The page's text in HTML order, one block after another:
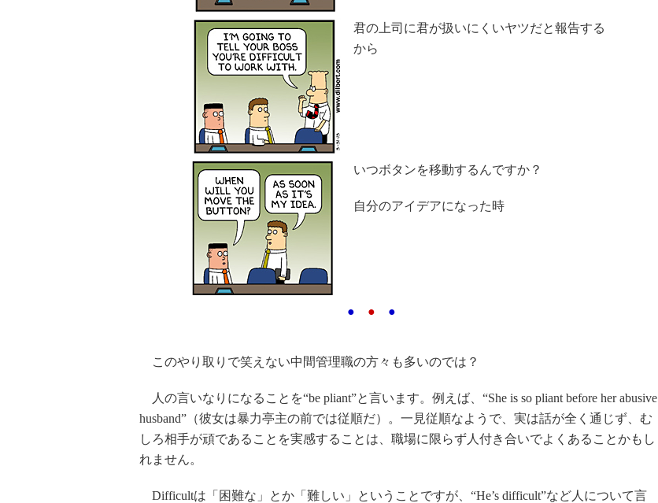
君の上司に君が扱いにくいヤツだと報告する
から
いつボタンを移動するんですか？
自分のアイデアになった時
● ● ●
このやり取りで笑えない中間管理職の方々も多いのでは？
人の言いなりになることを“be pliant”と言います。例えば、“She is so pliant before her abusive
husband”（彼女は暴力亭主の前では従順だ）。一見従順なようで、実は話が全く通じず、む
しろ相手が頑であることを実感することは、職場に限らず人付き合いでよくあることかもし
れません。
Difficultは「困難な」とか「難しい」ということですが、“He’s difficult”など人について言